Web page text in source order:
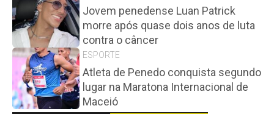
Jovem penedense Luan Patrick
morre após quase dois anos de luta
contra o câncer
ESPORTE
Atleta de Penedo conquista segundo
lugar na Maratona Internacional de
Maceió